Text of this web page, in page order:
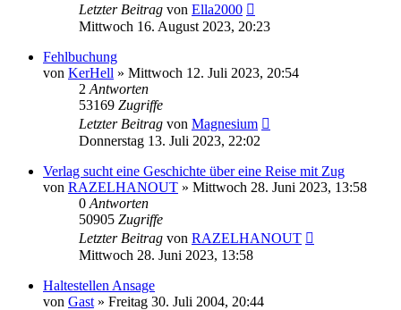
Letzter Beitrag von Ella2000
Mittwoch 16. August 2023, 20:23
Fehlbuchung
von KerHell » Mittwoch 12. Juli 2023, 20:54
2 Antworten
53169 Zugriffe
Letzter Beitrag von Magnesium
Donnerstag 13. Juli 2023, 22:02
Verlag sucht eine Geschichte über eine Reise mit Zug
von RAZELHANOUT » Mittwoch 28. Juni 2023, 13:58
0 Antworten
50905 Zugriffe
Letzter Beitrag von RAZELHANOUT
Mittwoch 28. Juni 2023, 13:58
Haltestellen Ansage
von Gast » Freitag 30. Juli 2004, 20:44